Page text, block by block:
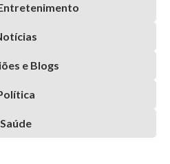
e Blogs
Saúde